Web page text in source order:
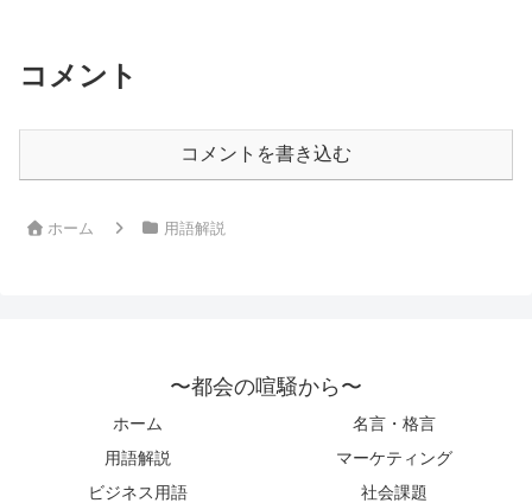
コメント
コメントを書き込む
ホーム 用語解説
〜都会の喧騒から〜
ホーム
名言・格言
用語解説
マーケティング
ビジネス用語
社会課題